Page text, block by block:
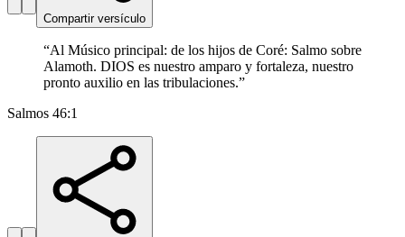
Compartir versículo
“Al Músico principal: de los hijos de Coré: Salmo sobre
Alamoth. DIOS es nuestro amparo y fortaleza, nuestro
pronto auxilio en las tribulaciones.”
Salmos 46:1